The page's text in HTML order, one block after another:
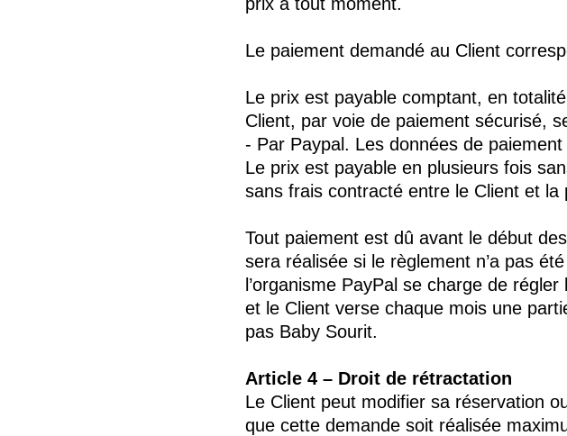
Le paiement demandé au Client
Le prix est payable comptant, en
Client, par voie de paiement sécurisé,
- Par Paypal. Les données de
Le prix est payable en plusieurs fois
sans frais contracté entre le Client et la
Tout paiement est dû avant le début
sera réalisée si le règlement n’a pas
l’organisme PayPal se charge de
et le Client verse chaque mois une
pas Baby Sourit.
Article 4 – Droit de rétractation
Le Client peut modifier sa réservation
que cette demande soit réalisée